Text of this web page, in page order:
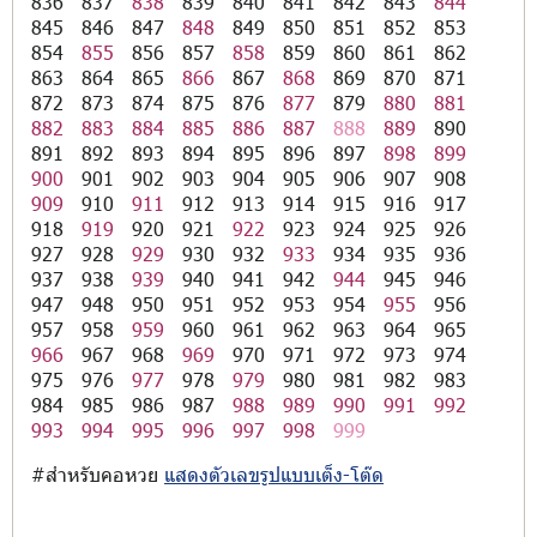
845
846 847 848 849 850 851 852
853
854
855 856 857 858 859 860 861
862
863
864 865 866 867 868 869 870
871
872
873 874 875 876 877 879 880
881
882
883 884 885 886 887 888 889
890
891
892 893 894 895 896 897 898
899
900
901 902 903 904 905 906 907
908
909
910 911 912 913 914 915 916
917
918
919 920 921 922 923 924 925
926
927
928 929 930 932 933 934 935
936
937
938 939 940 941 942 944 945
946
947
948 950 951 952 953 954 955
956
957
958 959 960 961 962 963 964
965
966
967 968 969 970 971 972 973
974
975
976 977 978 979 980 981 982
983
984
985 986 987 988 989 990 991
992
993
994 995 996 997 998
999
#สำหรับคอหวย แสดงตัวเลขรูปแบบเต็ง-โต๊ด